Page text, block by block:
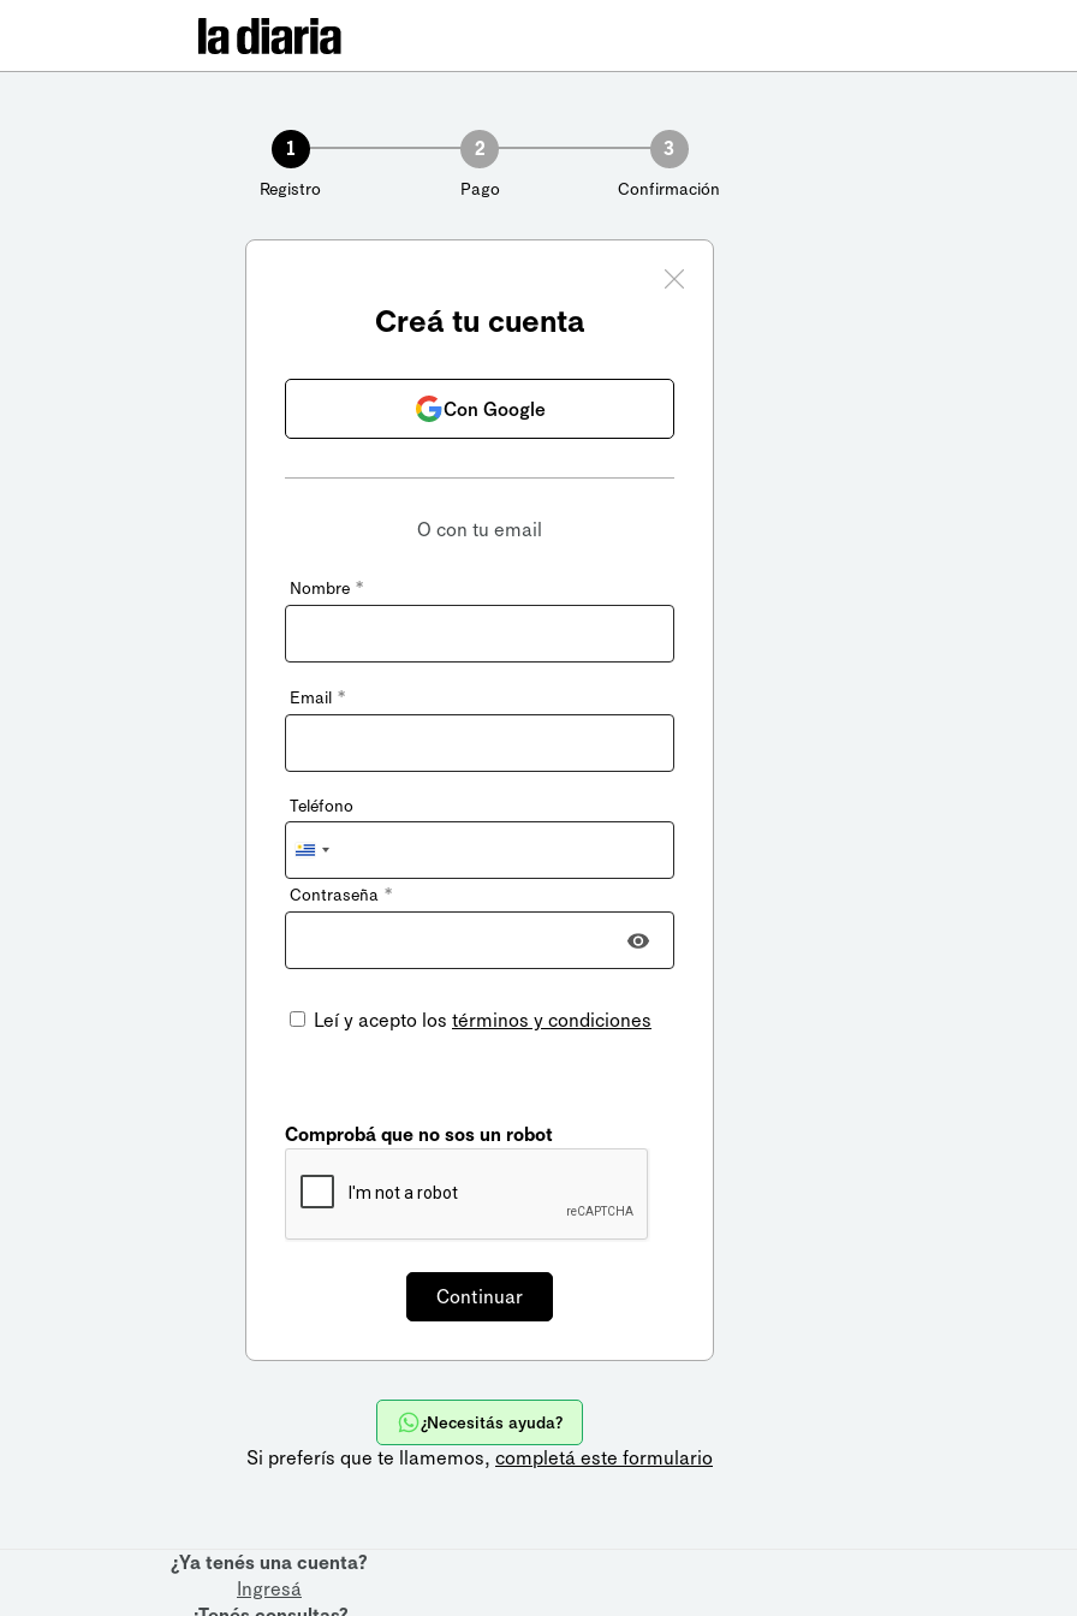
1
Registro
2
Pago
3
Confirmación
Creá tu cuenta
Con Google
O con tu email
Nombre *
Email *
Teléfono
Uruguay
+598
Contraseña *
Leí y acepto los términos y condiciones
Comprobá que no sos un robot
¿Necesitás ayuda?
Si preferís que te llamemos, completá este formulario
¿Ya tenés una cuenta?
Ingresá